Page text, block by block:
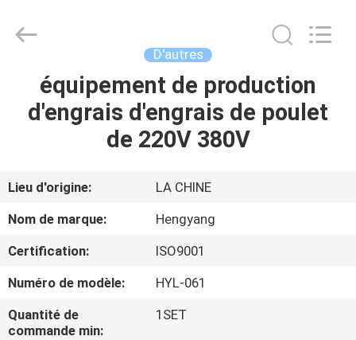
MAISON
AU
SUJET
DE
VISITE
Zhengzhou
Hengyang
D'autres
équipement de production
d'engrais d'engrais de poulet
de 220V 380V
Lieu d'origine:
LA CHINE
Nom de marque:
Hengyang
Certification:
ISO9001
Numéro de modèle:
HYL-061
Quantité de
commande min:
1SET